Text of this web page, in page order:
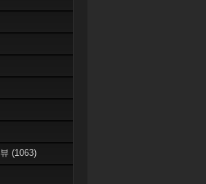
(1063)